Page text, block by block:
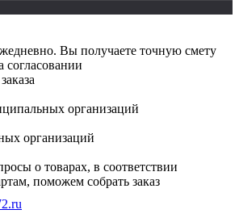
Вы получаете точную смету
согласовании
организаций
организаций
о товарах, в соответствии
поможем собрать заказ